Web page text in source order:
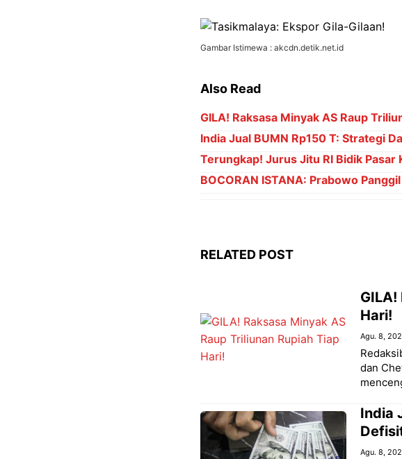
Gambar Istimewa : akcdn.detik.net.id
Also Read
GILA! Raksasa Minyak AS Raup
India Jual BUMN Rp150 T: Strategi
Terungkap! Jurus Jitu RI Bidik Pasar
BOCORAN ISTANA: Prabowo
RELATED POST
Hari!
Agu. 8,
dan
India
Agu. 8,